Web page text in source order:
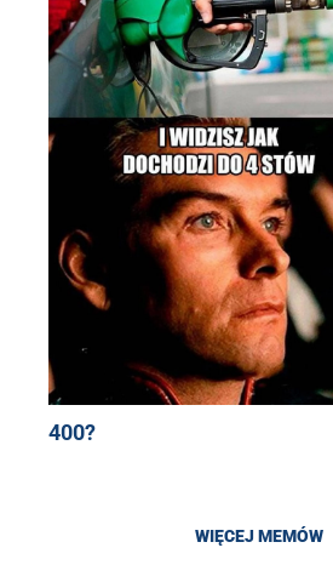
400?
WIĘCEJ MEMÓW